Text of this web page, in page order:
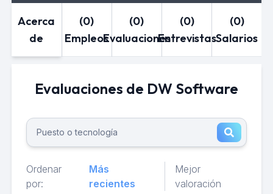
Acerca
de
(0)
Empleos
(0)
Evaluaciones
(0)
Entrevistas
(0)
Salarios
Evaluaciones de DW Software
Ordenar
por:
Más
recientes
Mejor
valoración